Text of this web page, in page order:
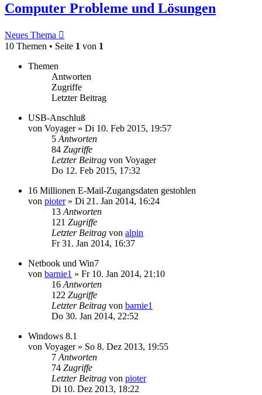
Computer Probleme und Lösungen
Neues Thema
10 Themen • Seite 1 von 1
Themen
Antworten
Zugriffe
Letzter Beitrag
USB-Anschluß
von Voyager» Di 10. Feb 2015, 19:57
5 Antworten
84 Zugriffe
Letzter Beitrag von Voyager
Do 12. Feb 2015, 17:32
16 Millionen E-Mail-Zugangsdaten gestohlen
von pioter» Di 21. Jan 2014, 16:24
13 Antworten
121 Zugriffe
Letzter Beitrag von alpin
Fr 31. Jan 2014, 16:37
Netbook und Win7
von barnie1 » Fr 10. Jan 2014, 21:10
16 Antworten
122 Zugriffe
Letzter Beitrag von barnie1
Do 30. Jan 2014, 22:52
Windows 8.1
von Voyager» So 8. Dez 2013, 19:55
7 Antworten
74 Zugriffe
Letzter Beitrag von pioter
Di 10. Dez 2013, 18:22